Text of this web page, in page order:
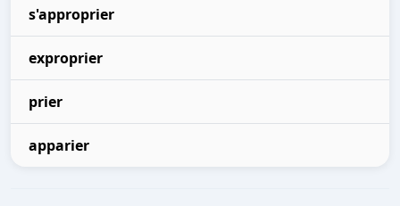
s'approprier
exproprier
prier
apparier